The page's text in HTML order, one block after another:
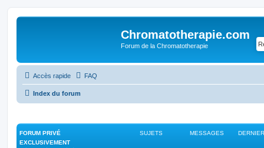
Chromatotherapie.com
Forum de la Chromatotherapie
Accès rapide FAQ
Index du forum
FORUM PRIVÉ
EXCLUSIVEMENT
SUJETS MESSAGES